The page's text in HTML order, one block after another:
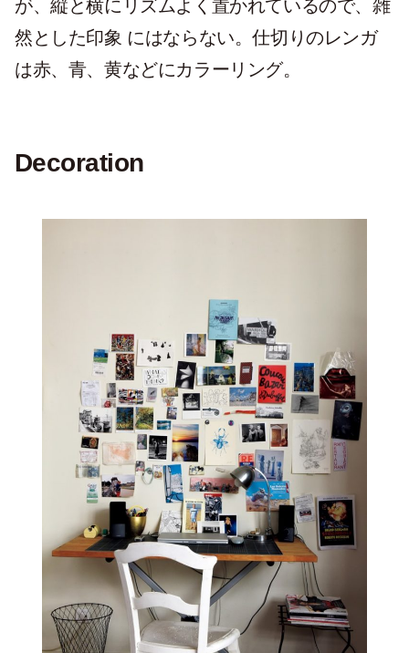
が、縦と横にリズムよく置かれているので、雑
然とした印象 にはならない。仕切りのレンガ
は赤、青、黄などにカラーリング。
Decoration